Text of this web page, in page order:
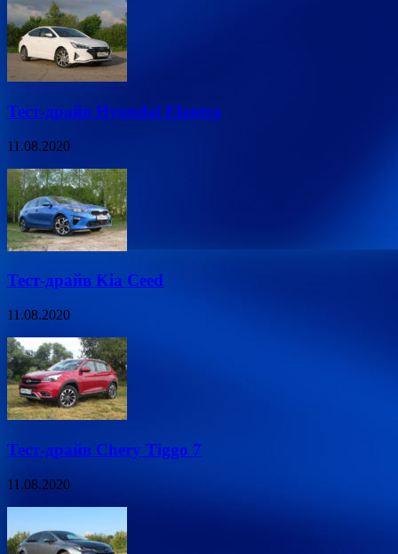
Тест-драйв Hyundai Elantra
11.08.2020
Тест-драйв Kia Ceed
11.08.2020
Тест-драйв Chery Tiggo 7
11.08.2020